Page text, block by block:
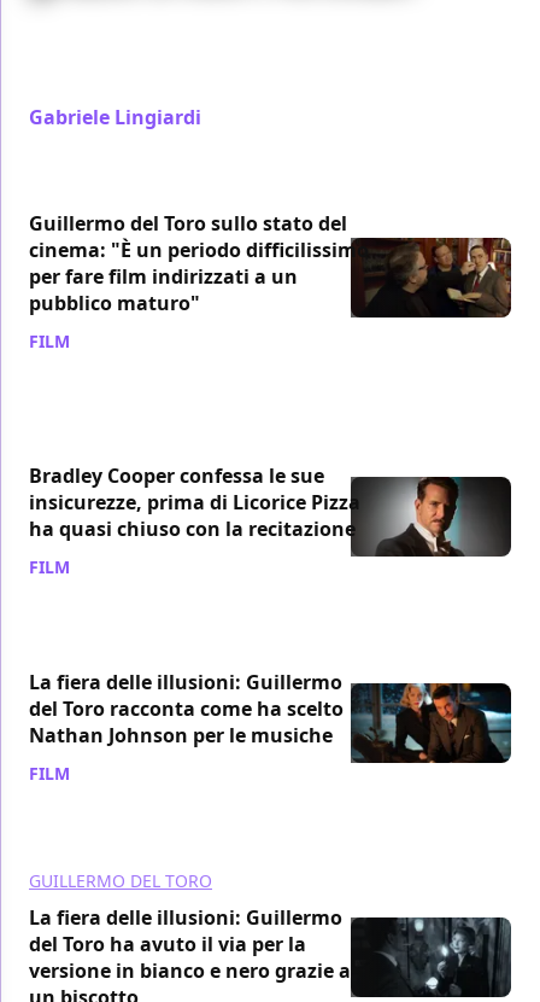
Gabriele Lingiardi
Guillermo del Toro sullo stato del
cinema: "È un periodo difficilissimo
per fare film indirizzati a un
pubblico maturo"
FILM
Bradley Cooper confessa le sue
insicurezze, prima di Licorice Pizza
ha quasi chiuso con la recitazione
FILM
La fiera delle illusioni: Guillermo
del Toro racconta come ha scelto
Nathan Johnson per le musiche
FILM
GUILLERMO DEL TORO
La fiera delle illusioni: Guillermo
del Toro ha avuto il via per la
versione in bianco e nero grazie a